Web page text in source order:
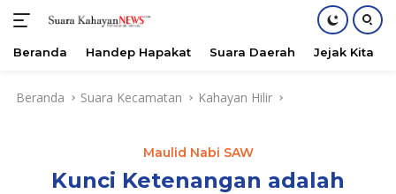
Beranda Handep Hapakat Suara Daerah Jejak Kita
Beranda Suara Kecamatan Kahayan Hilir
Maulid Nabi SAW
Kunci Ketenangan adalah